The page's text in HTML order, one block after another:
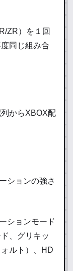
ZR）を１回
同じ組み合
からXBOX配
ションの強さ
ションモード
、グリキッ
ルト）、HD